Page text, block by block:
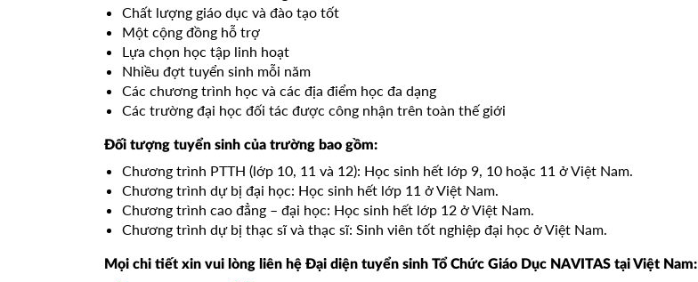
Chất lượng giáo dục và đào tạo tốt
Một cộng đồng hỗ trợ
Lựa chọn học tập linh hoạt
Nhiều đợt tuyển sinh mỗi năm
Các chương trình học và các địa điểm học đa dạng
Các trường đại học đối tác được công nhận trên toàn thế giới
Đối tượng tuyển sinh của trường bao gồm:
Chương trình PTTH (lớp 10, 11 và 12): Học sinh hết lớp 9, 10 hoặc 11 ở Việt Nam.
Chương trình dự bị đại học: Học sinh hết lớp 11 ở Việt Nam.
Chương trình cao đẳng – đại học: Học sinh hết lớp 12 ở Việt Nam.
Chương trình dự bị thạc sĩ và thạc sĩ: Sinh viên tốt nghiệp đại học ở Việt Nam.
Mọi chi tiết xin vui lòng liên hệ Đại diện tuyển sinh Tổ Chức Giáo Dục NAVITAS tại Việt Nam: